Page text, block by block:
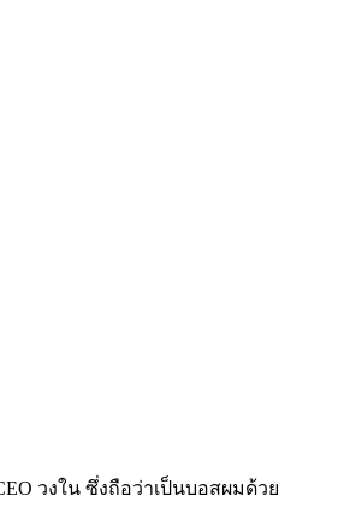
วงใน ซึ่งถือว่าเป็นบอสผมด้วย